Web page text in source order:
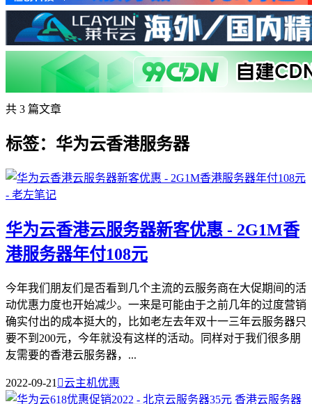
共 3 篇文章
标签：华为云香港服务器
华为云香港云服务器新客优惠 - 2G1M香
港服务器年付108元
今年我们朋友们是否看到几个主流的云服务商在大促期间的活
动优惠力度也开始减少。一来是可能由于之前几年的过度营销
确实付出的成本挺大的，比如老左去年双十一三年云服务器只
要不到200元，今年就没有这样的活动。同样对于我们很多朋
友需要的香港云服务器，...
2022-09-21 云主机优惠